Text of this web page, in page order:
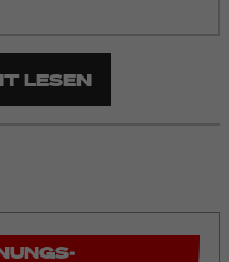
LESEN